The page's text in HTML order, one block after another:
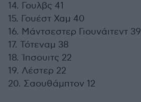
14. Γουλβς 41
15. Γουέστ Χαμ 40
16. Μάντσεστερ Γιουνάιτεντ 39
17. Τότεναμ 38
18. Ίπσουιτς 22
19. Λέστερ 22
20. Σαουθάμπτον 12